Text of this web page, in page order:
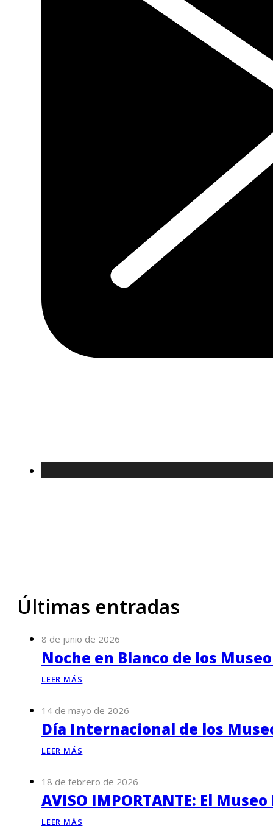
Últimas entradas
8 de junio de 2026
Noche en Blanco de los
LEER MÁS
14 de mayo de 2026
Día Internacional de los
LEER MÁS
18 de febrero de 2026
AVISO IMPORTANTE: El
LEER MÁS